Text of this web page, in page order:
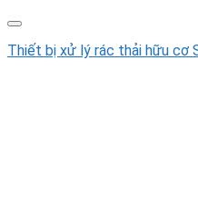
Thiết bị xử lý rác thải hữu cơ